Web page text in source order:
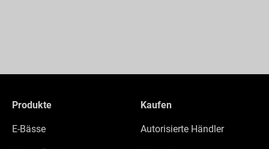
Produkte
E-Bässe
Kaufen
Autorisierte Händler